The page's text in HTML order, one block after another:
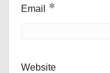
Email *
Website